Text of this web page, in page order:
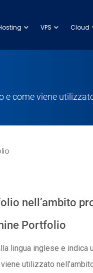
VPS Cloud
e come viene
nell’ambito
Portfolio
lingua inglese e
utilizzato